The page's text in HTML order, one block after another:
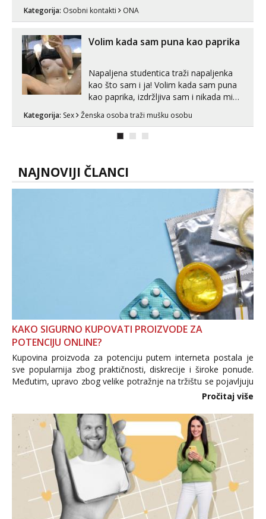
Kategorija: Osobni kontakti ONA
Volim kada sam puna kao paprika
Napaljena studentica traži napaljenka
kao što sam i ja! Volim kada sam puna
kao paprika, izdržljiva sam i nikada mi
puta dnevno bilo kad i bilo gdje zato se
javi što prije da me isprobaš Klikni na
Kategorija: Sex Ženska osoba traži mušku osobu
NAJNOVIJI ČLANCI
KAKO SIGURNO KUPOVATI PROIZVODE ZA
POTENCIJU ONLINE?
Kupovina proizvoda za potenciju putem interneta postala je
sve popularnija zbog praktičnosti, diskrecije i široke ponude.
Međutim, upravo zbog velike potražnje na tržištu se pojavljuju
i brojni krivotvoreni proizvodi, nepouzdane internetske
Pročitaj više